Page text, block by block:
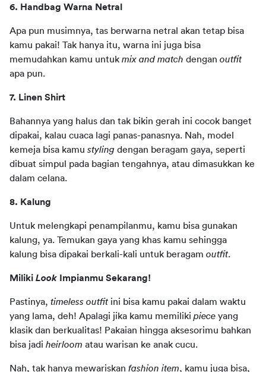
6. Handbag Warna Netral
Apa pun musimnya, tas berwarna netral akan tetap bisa
kamu pakai! Tak hanya itu, warna ini juga bisa
memudahkan kamu untuk mix and match dengan outfit
apa pun.
7. Linen Shirt
Bahannya yang halus dan tak bikin gerah ini cocok banget
dipakai, kalau cuaca lagi panas-panasnya. Nah, model
kemeja bisa kamu styling dengan beragam gaya, seperti
dibuat simpul pada bagian tengahnya, atau dimasukkan ke
dalam celana.
8. Kalung
Untuk melengkapi penampilanmu, kamu bisa gunakan
kalung, ya. Temukan gaya yang khas kamu sehingga
kalung bisa dipakai berkali-kali untuk beragam outfit.
Miliki Look Impianmu Sekarang!
Pastinya, timeless outfit ini bisa kamu pakai dalam waktu
yang lama, deh! Apalagi jika kamu memiliki piece yang
klasik dan berkualitas! Pakaian hingga aksesorimu bahkan
bisa jadi heirloom atau warisan ke anak cucu.
Nah, tak hanya mewariskan fashion item, kamu juga bisa,